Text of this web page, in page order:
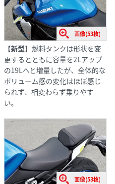
画像(53枚)
【新型】 燃料タンクは形状を変
更するとともに容量を2Lアップ
の19Lへと増量したが、全体的な
ボリューム感の変化はほぼ感じ
られず、相変わらず乗りやす
い。
画像(53枚)